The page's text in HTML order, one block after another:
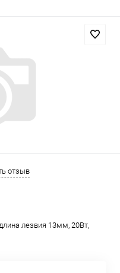
отзыв
лезвия 13мм, 20Вт,